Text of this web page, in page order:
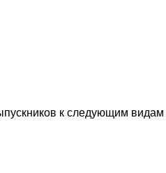
к следующим видам